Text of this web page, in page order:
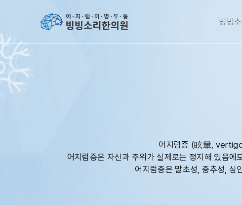
빙빙
어지럼증 (眩暈,
어지럼증은 자신과 주위가 실제로는 정지해 있음
어지럼증은 말초성, 중추성, 심